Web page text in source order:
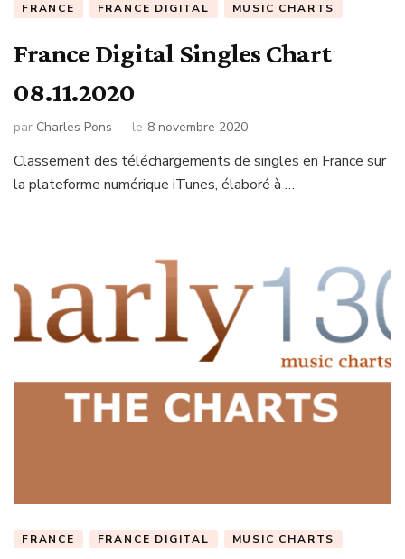
FRANCE FRANCE DIGITAL MUSIC CHARTS
France Digital Singles Chart
08.11.2020
par Charles Pons le 8 novembre 2020
Classement des téléchargements de singles en France sur
la plateforme numérique iTunes, élaboré à …
FRANCE FRANCE DIGITAL MUSIC CHARTS